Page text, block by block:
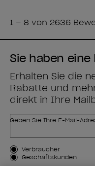
Sie haben eine
Erhalten Sie die
Rabatte und
direkt in Ihre
Geben Sie Ihre E-Mail-
Kundenart
Verbraucher
Geschäftskunden